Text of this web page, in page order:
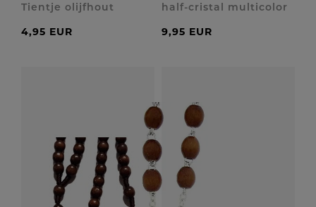
Tientje olijfhout
4,95 EUR
half-cristal multicolor
9,95 EUR